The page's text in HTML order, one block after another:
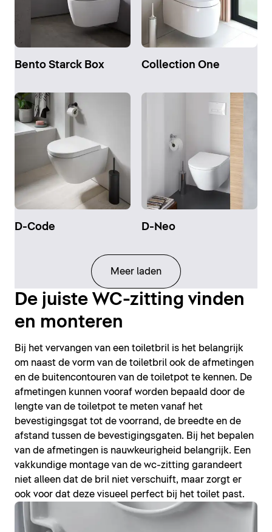
Bento Starck Box Collection One
D-Code D-Neo
Meer laden
De juiste WC-zitting vinden
en monteren
Bij het vervangen van een toiletbril is het belangrijk
om naast de vorm van de toiletbril ook de afmetingen
en de buitencontouren van de toiletpot te kennen. De
afmetingen kunnen vooraf worden bepaald door de
lengte van de toiletpot te meten vanaf het
bevestigingsgat tot de voorrand, de breedte en de
afstand tussen de bevestigingsgaten. Bij het bepalen
van de afmetingen is nauwkeurigheid belangrijk. Een
vakkundige montage van de wc-zitting garandeert
niet alleen dat de bril niet verschuift, maar zorgt er
ook voor dat deze visueel perfect bij het toilet past.